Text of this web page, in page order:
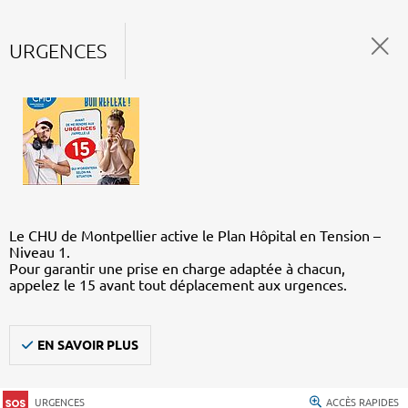
URGENCES
Le CHU de Montpellier active le Plan Hôpital en Tension –
Niveau 1.
Pour garantir une prise en charge adaptée à chacun,
appelez le 15 avant tout déplacement aux urgences.
EN SAVOIR PLUS
URGENCES ACCÈS RAPIDES